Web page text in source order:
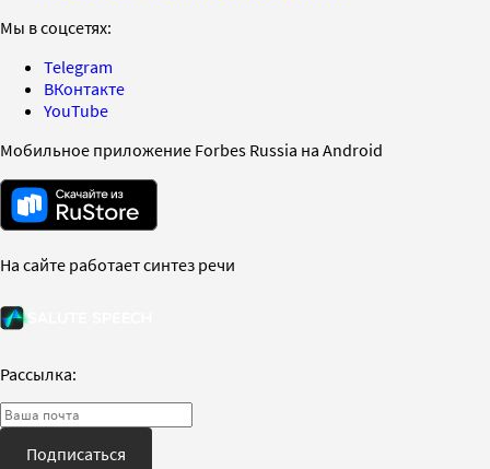
Мы в соцсетях:
Telegram
ВКонтакте
YouTube
Мобильное приложение Forbes Russia на Android
На сайте работает синтез речи
Рассылка:
Подписаться